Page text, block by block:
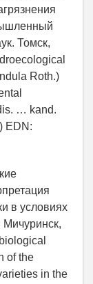
Томск,
Roth.)
… kand.
EDN:
в условиях
of the
in the